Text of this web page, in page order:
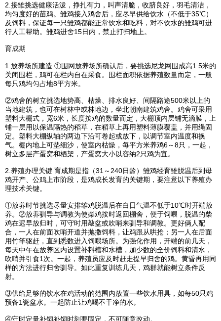
2.接雏挑选健康活泼，挣扎有力，叫声清脆，收脐良好，羽毛清洁，
均匀度好的苗鸡。雏鸡接入鸡舍后，应尽早供给饮水（不低于35℃）
及饲料，保证每一只雏鸡都能正常饮水和吃料，对不饮水的雏鸡可进
行人工帮助。雏鸡进舍15日内，禁止打扫地上。
育成期
1.放养场所建造 ①围网放养场所确认后，要挑选尼龙网围成高1.5米的
关闭围栏，鸡可在栏内自在采食。围栏面积依据养殖数量而定，一般
每只鸡均匀占地8平方米。
②鸡舍的树立挑选地势高、枯燥、排水良好、间隔路途500米以上的
当地建筑，也可在树林中或林地边，坐北朝南建筑鸡舍。鸡舍可采用
塑料大棚式，宽6米，长度按鸡的数量而定，大棚顶内层铺无滴膜，上
铺一层用以保温隔热的稻草，在稻草上再用塑料薄膜覆盖，并用绳固
定。塑料大棚纵轴的两边下沿可卷起或放下，以调节室内温度和换
气。棚内地上可垫细沙，使室内枯燥，每平方米养鸡6～8只，一起，
树立多层产蛋窝和栖架，产蛋窝大小以容纳2只鸡为宜。
2.养殖办理关键 育成期是指（31～240日龄）雏鸡经育雏脱温后到母
鸡开产、公鸡上市阶段，是鸡成长发育的关键期，要注意以下养殖办
理技术关键。
①放养时节挑选尽量安排雏鸡脱温后在白日气温不低于10℃时开端放
养。②放养驯导与调教为使柴鸡按时返回棚舍，便于饲喂，脱温的柴
鸡在迟早放归时，可守时用敲盆或吹哨来驯导和调教。更好俩人配
合，一人在前面吹哨开道并抛撒饲料，让鸡跟从哄抢；另一人在后面
用竹竿驱赶，直到悉数进入饲喂场所。为强化作用，开端的前几天，
每天中午在放养区内设置补料槽和水槽，加少数的全价饲料和清水，
吹哨并引食1次。一起，养殖员应及时赶走提早归舍的鸡。黄昏再用同
样的方法进行归舍驯导。如此重复训练几天，鸡群就能树立条件反
射。
③供给足够的饮水在鸡活动的范围内放置一些饮水用具，如每50只鸡
预备1瓷盆水。一起防止让鸡喝不干净的水。
④守时定量补饲补饲时刻要固定，不可随意改动。